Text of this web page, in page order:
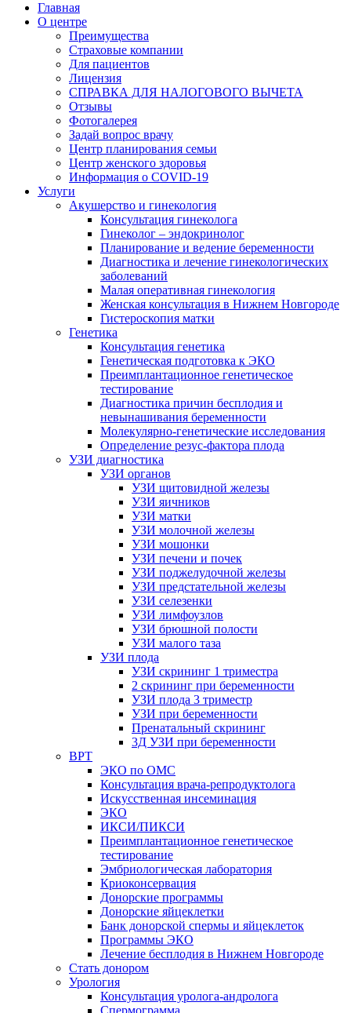
Главная
О центре
Преимущества
Страховые компании
Для пациентов
Лицензия
СПРАВКА ДЛЯ НАЛОГОВОГО ВЫЧЕТА
Отзывы
Фотогалерея
Задай вопрос врачу
Центр планирования семьи
Центр женского здоровья
Информация о COVID-19
Услуги
Акушерство и гинекология
Консультация гинеколога
Гинеколог – эндокринолог
Планирование и ведение беременности
Диагностика и лечение гинекологических
заболеваний
Малая оперативная гинекология
Женская консультация в Нижнем Новгороде
Гистероскопия матки
Генетика
Консультация генетика
Генетическая подготовка к ЭКО
Преимплантационное генетическое
тестирование
Диагностика причин бесплодия и
невынашивания беременности
Молекулярно-генетические исследования
Определение резус-фактора плода
УЗИ диагностика
УЗИ органов
УЗИ щитовидной железы
УЗИ яичников
УЗИ матки
УЗИ молочной железы
УЗИ мошонки
УЗИ печени и почек
УЗИ поджелудочной железы
УЗИ предстательной железы
УЗИ селезенки
УЗИ лимфоузлов
УЗИ брюшной полости
УЗИ малого таза
УЗИ плода
УЗИ скрининг 1 триместра
2 скрининг при беременности
УЗИ плода 3 триместр
УЗИ при беременности
Пренатальный скрининг
3Д УЗИ при беременности
ВРТ
ЭКО по ОМС
Консультация врача-репродуктолога
Искусственная инсеминация
ЭКО
ИКСИ/ПИКСИ
Преимплантационное генетическое
тестирование
Эмбриологическая лаборатория
Криоконсервация
Донорские программы
Донорские яйцеклетки
Банк донорской спермы и яйцеклеток
Программы ЭКО
Лечение бесплодия в Нижнем Новгороде
Стать донором
Урология
Консультация уролога-андролога